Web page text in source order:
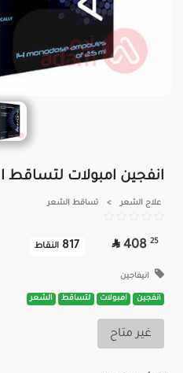
انفجين امبولات لتساقط
علاج الشعر > تساقط الشعر
25
408

817 النقاط
انيفاجين
انفجين امبولات لتساقط الشعر
غير متاح